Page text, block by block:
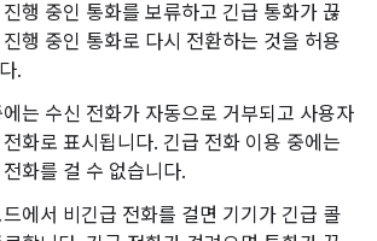
행 중인 통화를 보류하고 긴급 통화가 끊
행 중인 통화로 다시 전환하는 것을 허용
.
는 수신 전화가 자동으로 거부되고 사용자
화로 표시됩니다. 긴급 전화 이용 중에는
화를 걸 수 없습니다.
에서 비긴급 전화를 걸면 기기가 긴급 콜